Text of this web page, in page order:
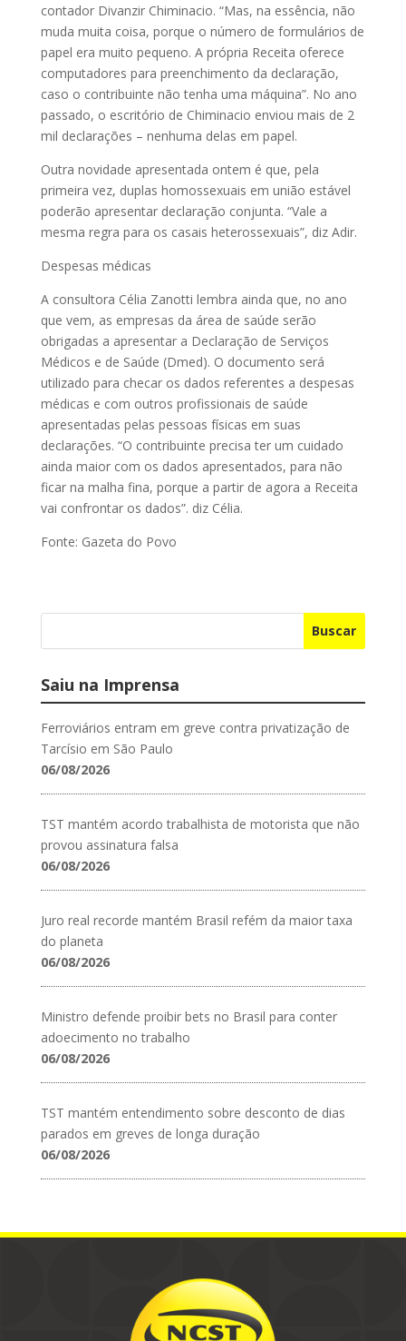
contador Divanzir Chiminacio. “Mas, na essência, não
muda muita coisa, porque o número de formulários de
papel era muito pequeno. A própria Receita oferece
computadores para preenchimento da declaração,
caso o contribuinte não tenha uma máquina”. No ano
passado, o escritório de Chiminacio enviou mais de 2
mil declarações – nenhuma delas em papel.
Outra novidade apresentada ontem é que, pela
primeira vez, duplas homossexuais em união estável
poderão apresentar declaração conjunta. “Vale a
mesma regra para os casais heterossexuais”, diz Adir.
Despesas médicas
A consultora Célia Zanotti lembra ainda que, no ano
que vem, as empresas da área de saúde serão
obrigadas a apresentar a Declaração de Serviços
Médicos e de Saúde (Dmed). O documento será
utilizado para checar os dados referentes a despesas
médicas e com outros profissionais de saúde
apresentadas pelas pessoas físicas em suas
declarações. “O contribuinte precisa ter um cuidado
ainda maior com os dados apresentados, para não
ficar na malha fina, porque a partir de agora a Receita
vai confrontar os dados”. diz Célia.
Fonte: Gazeta do Povo
Buscar
Saiu na Imprensa
Ferroviários entram em greve contra privatização de
Tarcísio em São Paulo
06/08/2026
TST mantém acordo trabalhista de motorista que não
provou assinatura falsa
06/08/2026
Juro real recorde mantém Brasil refém da maior taxa
do planeta
06/08/2026
Ministro defende proibir bets no Brasil para conter
adoecimento no trabalho
06/08/2026
TST mantém entendimento sobre desconto de dias
parados em greves de longa duração
06/08/2026